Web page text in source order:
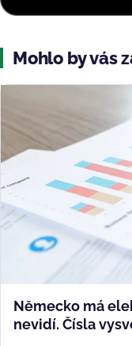
Mohlo by vás
Německo má
nevidí. Čísla